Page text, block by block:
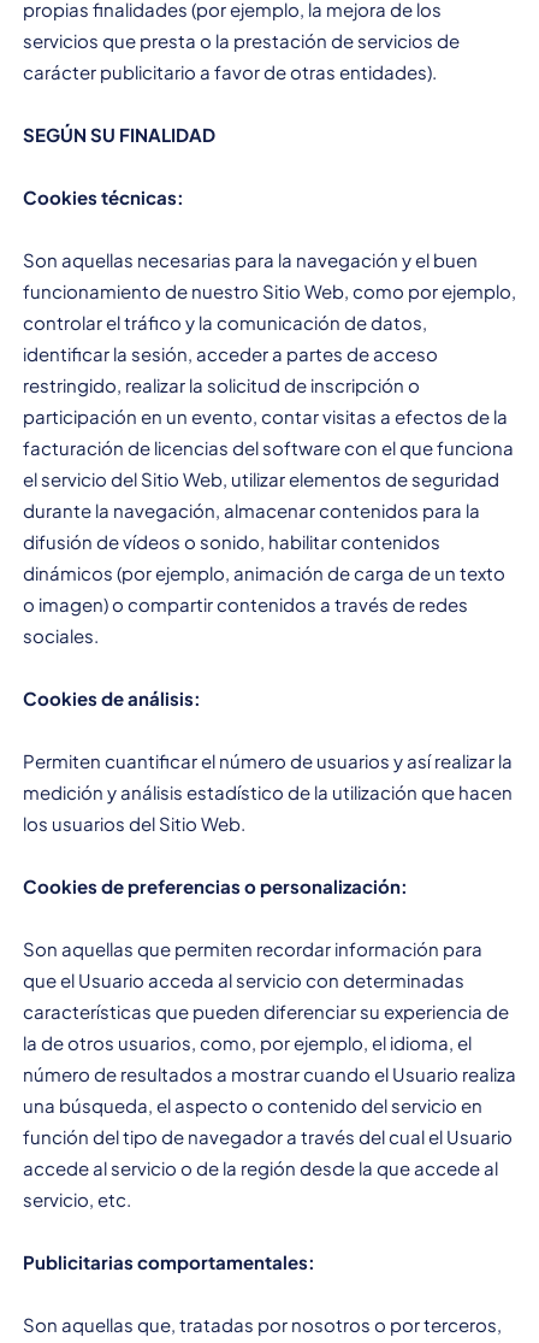
propias finalidades (por ejemplo, la mejora de los
servicios que presta o la prestación de servicios de
carácter publicitario a favor de otras entidades).
SEGÚN SU FINALIDAD
Cookies técnicas:
Son aquellas necesarias para la navegación y el buen
funcionamiento de nuestro Sitio Web, como por ejemplo,
controlar el tráfico y la comunicación de datos,
identificar la sesión, acceder a partes de acceso
restringido, realizar la solicitud de inscripción o
participación en un evento, contar visitas a efectos de la
facturación de licencias del software con el que funciona
el servicio del Sitio Web, utilizar elementos de seguridad
durante la navegación, almacenar contenidos para la
difusión de vídeos o sonido, habilitar contenidos
dinámicos (por ejemplo, animación de carga de un texto
o imagen) o compartir contenidos a través de redes
sociales.
Cookies de análisis:
Permiten cuantificar el número de usuarios y así realizar la
medición y análisis estadístico de la utilización que hacen
los usuarios del Sitio Web.
Cookies de preferencias o personalización:
Son aquellas que permiten recordar información para
que el Usuario acceda al servicio con determinadas
características que pueden diferenciar su experiencia de
la de otros usuarios, como, por ejemplo, el idioma, el
número de resultados a mostrar cuando el Usuario realiza
una búsqueda, el aspecto o contenido del servicio en
función del tipo de navegador a través del cual el Usuario
accede al servicio o de la región desde la que accede al
servicio, etc.
Publicitarias comportamentales:
Son aquellas que, tratadas por nosotros o por terceros,